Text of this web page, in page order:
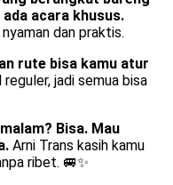
acara khusus.
dan praktis.
rute bisa kamu atur
jadi semua bisa
Bisa. Mau
Arni Trans kasih kamu
ribet. 🚐✨